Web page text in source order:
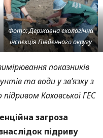
Фото: Державна екологічна
інспекція Південного округу
показників
та води у зв’язку з
Каховської ГЕС
загроза
підриву